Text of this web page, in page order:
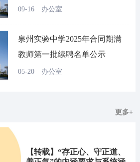
09-16 办公室
泉州实验中学2025年合同期满
教师第一批续聘名单公示
05-20 办公室
更多+
【转载】“存正心、守正道、